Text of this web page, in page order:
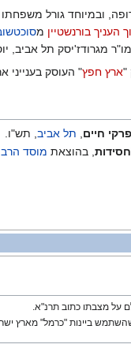
ובמיוחד גורל
העניך בורנשטיין מ
מגרודז'יסק תל
"ארץ חפץ" העוסק בענייני
חיים תל אביב , תש"ו.
, בהוצאת מוסד הרב
על מצבתו כתוב תרנ"א.
שהשתמש ביינות "כרמל" מארץ